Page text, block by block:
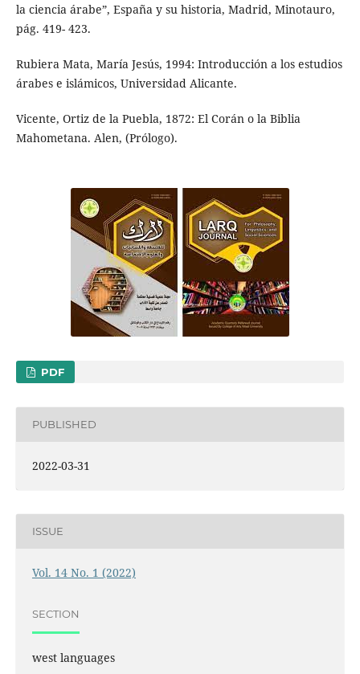
la ciencia árabe”, España y su historia, Madrid, Minotauro,
pág. 419- 423.
Rubiera Mata, María Jesús, 1994: Introducción a los estudios
árabes e islámicos, Universidad Alicante.
Vicente, Ortiz de la Puebla, 1872: El Corán o la Biblia
Mahometana. Alen, (Prólogo).
PDF
PUBLISHED
2022-03-31
ISSUE
Vol. 14 No. 1 (2022)
SECTION
west languages